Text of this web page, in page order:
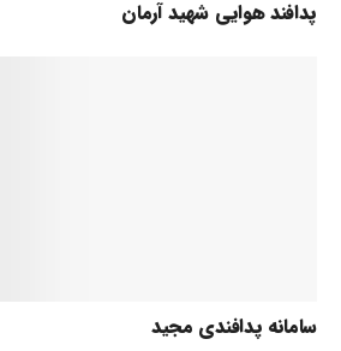
پدافند هوایی شهید آرمان
سامانه پدافندی مجید